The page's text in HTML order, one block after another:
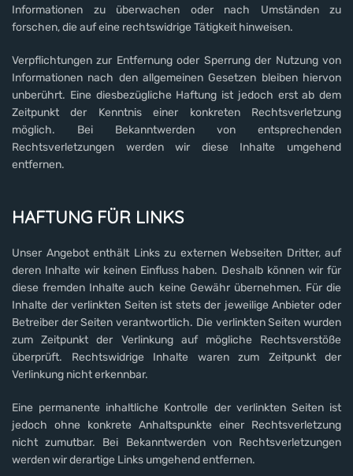
Informationen zu überwachen oder nach Umständen zu
forschen, die auf eine rechtswidrige Tätigkeit hinweisen.
Verpflichtungen zur Entfernung oder Sperrung der Nutzung von
Informationen nach den allgemeinen Gesetzen bleiben hiervon
unberührt. Eine diesbezügliche Haftung ist jedoch erst ab dem
Zeitpunkt der Kenntnis einer konkreten Rechtsverletzung
möglich. Bei Bekanntwerden von entsprechenden
Rechtsverletzungen werden wir diese Inhalte umgehend
entfernen.
HAFTUNG FÜR LINKS
Unser Angebot enthält Links zu externen Webseiten Dritter, auf
deren Inhalte wir keinen Einfluss haben. Deshalb können wir für
diese fremden Inhalte auch keine Gewähr übernehmen. Für die
Inhalte der verlinkten Seiten ist stets der jeweilige Anbieter oder
Betreiber der Seiten verantwortlich. Die verlinkten Seiten wurden
zum Zeitpunkt der Verlinkung auf mögliche Rechtsverstöße
überprüft. Rechtswidrige Inhalte waren zum Zeitpunkt der
Verlinkung nicht erkennbar.
Eine permanente inhaltliche Kontrolle der verlinkten Seiten ist
jedoch ohne konkrete Anhaltspunkte einer Rechtsverletzung
nicht zumutbar. Bei Bekanntwerden von Rechtsverletzungen
werden wir derartige Links umgehend entfernen.